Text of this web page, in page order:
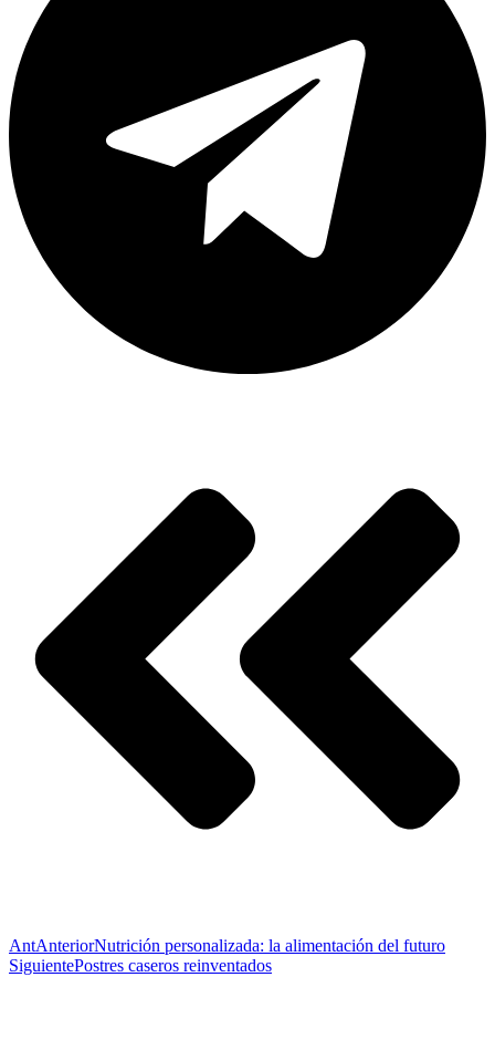
AntAnteriorNutrición personalizada: la alimentación del futuro
SiguientePostres caseros reinventados